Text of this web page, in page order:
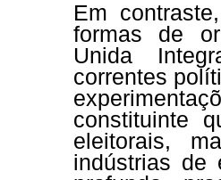
Em
formas de
Unida
correntes
constituinte
eleitorais,
indústrias de